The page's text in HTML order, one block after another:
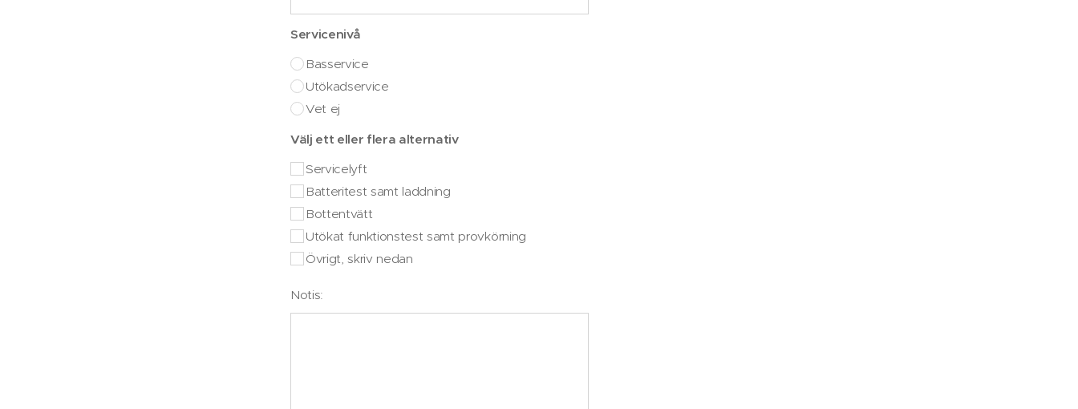
Servicenivå
Basservice
Utökadservice
Vet ej
Välj ett eller flera alternativ
Servicelyft
Batteritest samt laddning
Bottentvätt
Utökat funktionstest samt provkörning
Övrigt, skriv nedan
Notis: